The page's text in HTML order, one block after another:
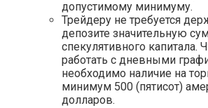
допустимому минимуму.
Трейдеру не требуется
депозите значительную
спекулятивного капитала.
работать с дневными
необходимо наличие на
минимум 500 (пятисот)
долларов.